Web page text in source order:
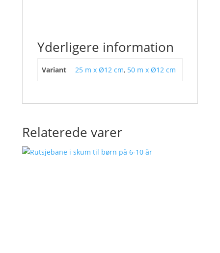
Yderligere information
Variant 25 m x Ø12 cm, 50 m x Ø12 cm
Relaterede varer